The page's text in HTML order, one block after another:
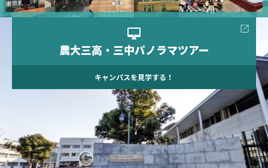
農大三高・三中パノラマツアー
キャンパスを見学する！